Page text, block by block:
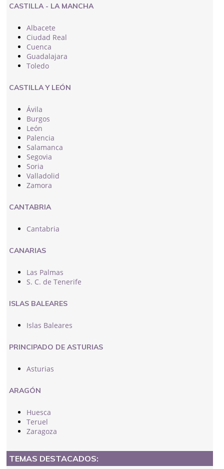
CASTILLA - LA MANCHA
Albacete
Ciudad Real
Cuenca
Guadalajara
Toledo
CASTILLA Y LEÓN
Ávila
Burgos
León
Palencia
Salamanca
Segovia
Soria
Valladolid
Zamora
CANTABRIA
Cantabria
CANARIAS
Las Palmas
S. C. de Tenerife
ISLAS BALEARES
Islas Baleares
PRINCIPADO DE ASTURIAS
Asturias
ARAGÓN
Huesca
Teruel
Zaragoza
TEMAS DESTACADOS: